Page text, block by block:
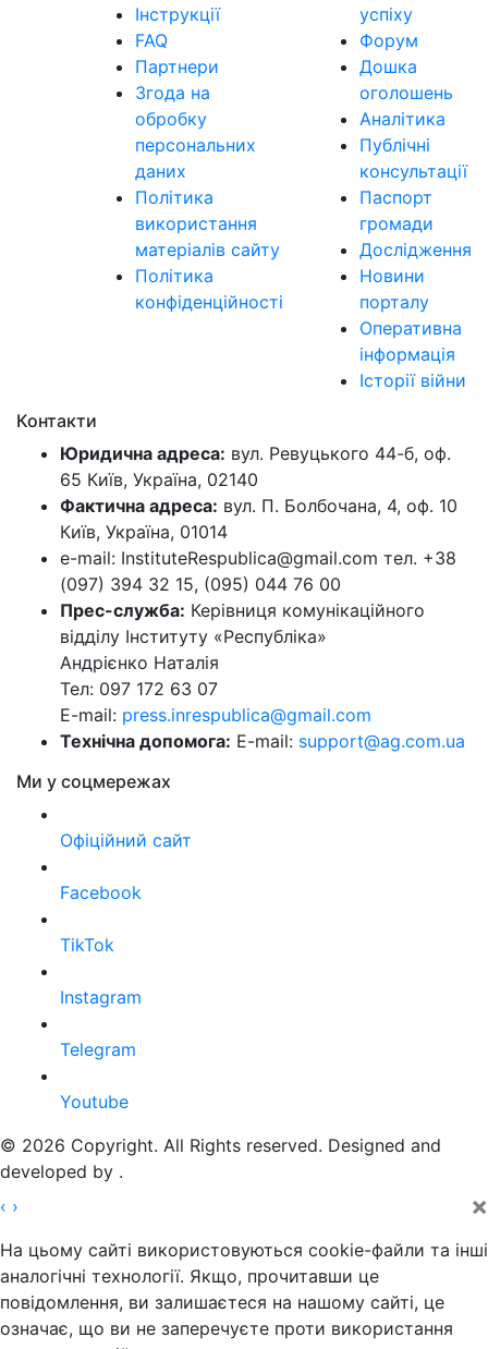
Інструкції
FAQ
Партнери
Згода на
обробку
персональних
даних
Політика
використання
матеріалів сайту
Політика
конфіденційності
успіху
Форум
Дошка
оголошень
Аналітика
Публічні
консультації
Паспорт
громади
Дослідження
Новини
порталу
Оперативна
інформація
Історії війни
Контакти
Юридична адреса: вул. Ревуцького 44-б, оф.
65 Київ, Україна, 02140
Фактична адреса: вул. П. Болбочана, 4, оф. 10
Київ, Україна, 01014
e-mail: InstituteRespublica@gmail.com тел. +38
(097) 394 32 15, (095) 044 76 00
Прес-служба: Керівниця комунікаційного
відділу Інституту «Республіка»
Андрієнко Наталія
Тел: 097 172 63 07
E-mail: press.inrespublica@gmail.com
Технічна допомога: E-mail: support@ag.com.ua
Ми у соцмережах
Офіційний сайт
Facebook
TikTok
Instagram
Telegram
Youtube
© 2026 Copyright. All Rights reserved. Designed and
developed by .
‹ › ×
На цьому сайті використовуються cookie-файли та інші
аналогічні технології. Якщо, прочитавши це
повідомлення, ви залишаєтеся на нашому сайті, це
означає, що ви не заперечуєте проти використання